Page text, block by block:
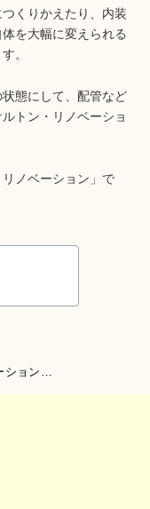
くりかえたり、内装
を大幅に変えられる
。
態にして、配管など
トン・リノベーショ
ノベーション」で
リフォームとリノベーションの違いがわかりません…